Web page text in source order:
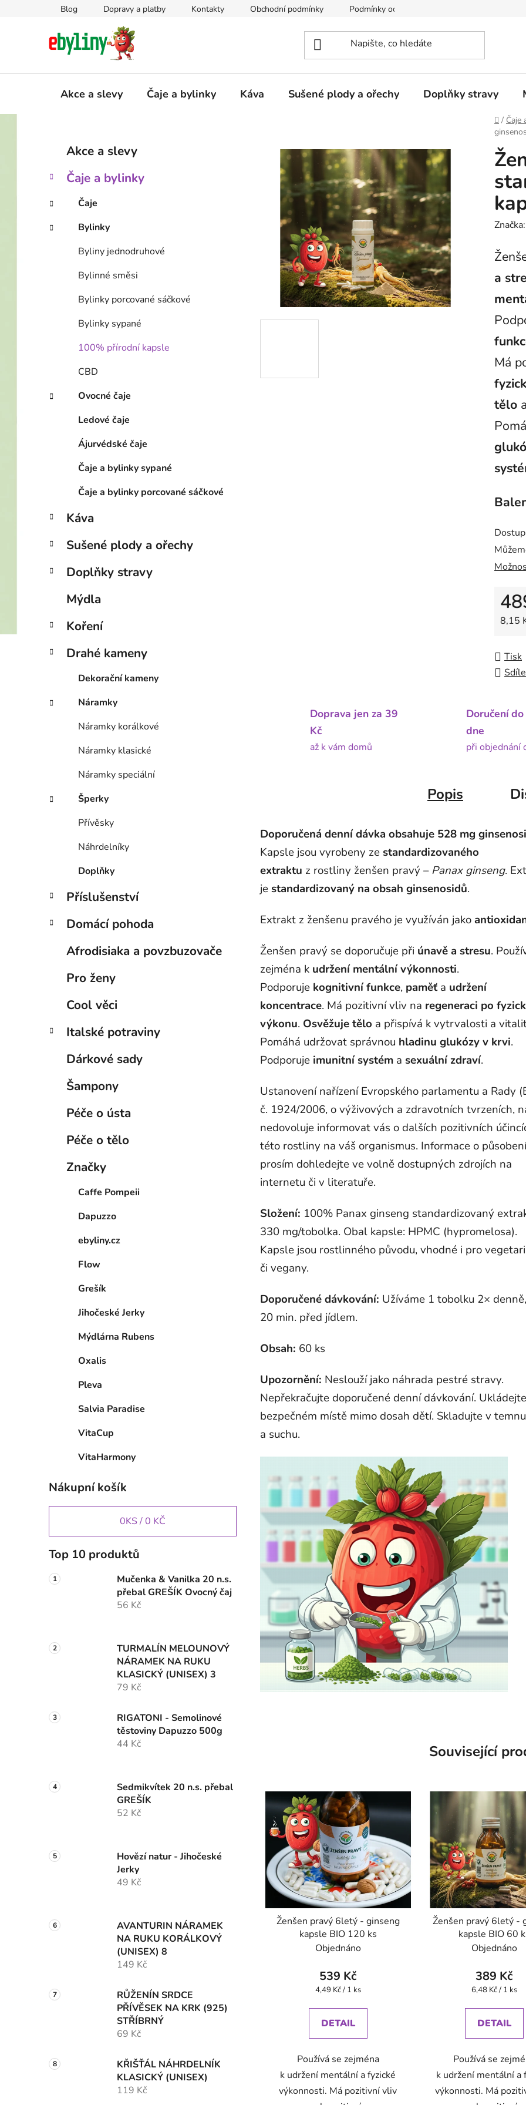
Blog Dopravy a platby Kontakty Obchodní podmínky Podmínky ochrany osobních údajů
Akce a slevy Čaje a bylinky Káva Sušené plody a ořechy Doplňky stravy
Domů
/ Čaje
s
r
a
n
Přeskočit
kategorie
e
o
i
Akce a slevy
Čaje a bylinky
Čaje
Bylinky
Byliny jednodruhové
Bylinné směsi
Bylinky porcované sáčkové
Bylinky sypané
100% přírodní kapsle
CBD
Ovocné čaje
Ledové čaje
Ájurvédské čaje
Čaje a bylinky sypané
Čaje a bylinky porcované sáčkové
Káva
Sušené plody a ořechy
Doplňky stravy
Mýdla
Koření
Drahé kameny
Dekorační kameny
Náramky
Náramky korálkové
Náramky klasické
Náramky speciální
Šperky
Přívěsky
Náhrdelníky
Doplňky
Příslušenství
Domácí pohoda
Afrodisiaka a povzbuzovače
Pro ženy
Cool věci
Italské potraviny
Dárkové sady
Šampony
Péče o ústa
Péče o tělo
Značky
Caffe Pompeii
Dapuzzo
ebyliny.cz
Flow
Grešík
Jihočeské Jerky
Mýdlárna Rubens
Oxalis
Pleva
Salvia Paradise
VitaCup
VitaHarmony
Nákupní košík
0KS /0 KČ
Top 10 produktů
Mučenka & Vanilka 20 n.s.
přebal GREŠÍK Ovocný čaj
56 Kč
TURMALÍN MELOUNOVÝ
NÁRAMEK NA RUKU
KLASICKÝ (UNISEX) 3
79 Kč
RIGATONI - Semolinové
těstoviny Dapuzzo 500g
44 Kč
Sedmikvítek 20 n.s. přebal
GREŠÍK
52 Kč
Hovězí natur - Jihočeské
Jerky
49 Kč
AVANTURIN NÁRAMEK
NA RUKU KORÁLKOVÝ
(UNISEX) 8
149 Kč
RŮŽENÍN SRDCE
PŘÍVĚSEK NA KRK (925)
STŘÍBRNÝ
69 Kč
KŘIŠŤÁL NÁHRDELNÍK
KLASICKÝ (UNISEX)
119 Kč
a
Má
tělo
8,15
Tisk
Doprava jen za 39
Kč
až k vám domů
Doručení
dne
při objednání
Popis
Doporučená denní dávka obsahuje 528 mg
Kapsle jsou vyrobeny ze standardizovaného
extraktu z rostliny ženšen pravý –Panax ginseng.
je standardizovaný na obsah ginsenosidů.
Extrakt z ženšenu pravého je využíván jako
Ženšen pravý se doporučuje při únavě a stresu.
zejména k udržení mentální výkonnosti.
Podporuje kognitivní funkce, paměťa udržení
koncentrace. Má pozitivní vliv na regeneraci po
výkonu. Osvěžuje tělo a přispívá k vytrvalosti a
Pomáhá udržovat správnou hladinu glukózy v krvi.
Podporuje imunitní systém a sexuální zdraví.
Ustanovení nařízení Evropského parlamentu a Rady
č. 1924/2006, o výživových a zdravotních tvrzeních,
nedovoluje informovat vás o dalších pozitivních
této rostliny na váš organismus. Informace o
prosím dohledejte ve volně dostupných zdrojích na
internetu či v literatuře.
Složení: 100% Panax ginseng standardizovaný
330 mg/tobolka. Obal kapsle: HPMC (hypromelosa).
Kapsle jsou rostlinného původu, vhodné i pro
či vegany.
Doporučené dávkování: Užíváme 1 tobolku 2× denně,
20 min. před jídlem.
Obsah: 60 ks
Upozornění: Neslouží jako náhrada pestré stravy.
Nepřekračujte doporučené denní dávkování.
bezpečném místě mimo dosah dětí. Skladujte v temnu
a suchu.
Související
Ženšen pravý 6letý - ginseng
kapsle BIO 120 ks
Objednáno
539 Kč
Měrná
4,49 Kč / 1 ks
DETAIL
Používá se zejména
k udržení mentální a fyzické
výkonnosti. Má pozitivní vliv
Ženšen pravý 6letý -
kapsle BIO 60
Objednáno
389 Kč
Měrná
6,48 Kč / 1 ks
DETAIL
Používá se
k udržení mentální a
výkonnosti. Má